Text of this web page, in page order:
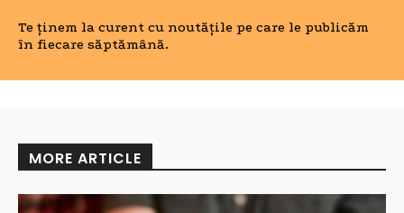
Te ținem la curent cu noutățile pe care le publicăm
în fiecare săptămână.
MORE ARTICLE